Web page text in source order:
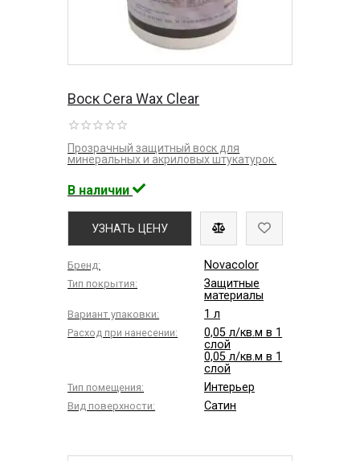
Воск Cera Wax Clear
Прозрачный защитный воск для
минеральных и акриловых штукатурок.
В наличии
УЗНАТЬ ЦЕНУ
Бренд: Novacolor
Тип покрытия:
Защитные
материалы
Вариант упаковки: 1 л
Расход при нанесении:
0,05 л/кв.м в 1
слой
0,05 л/кв.м в 1
слой
Тип помещения: Интерьер
Вид поверхности: Сатин